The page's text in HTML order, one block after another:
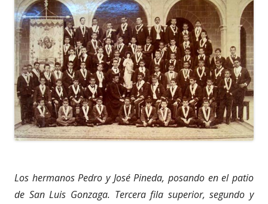
Los hermanos Pedro y José Pineda, posando en el patio
de San Luis Gonzaga. Tercera fila superior, segundo y